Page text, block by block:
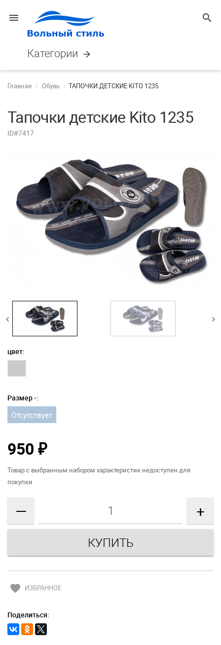
menu search
Категории arrow_forward
Главная Обувь ТАПОЧКИ ДЕТСКИЕ KITO 1235
Тапочки детские Kito 1235
ID#7417
цвет:
Размер -:
Отсутствует
950 ₽
Товар с выбранным набором характеристик недоступен для
покупки
— +
favorite ИЗБРАННОЕ
Поделиться: